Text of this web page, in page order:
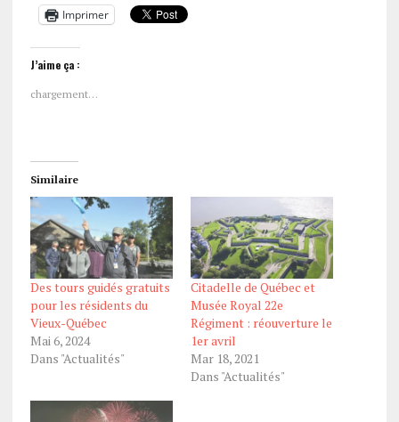
Imprimer
J’aime ça :
chargement…
Similaire
Des tours guidés gratuits
pour les résidents du
Vieux-Québec
Mai 6, 2024
Dans "Actualités"
Citadelle de Québec et
Musée Royal 22e
Régiment : réouverture le
1er avril
Mar 18, 2021
Dans "Actualités"